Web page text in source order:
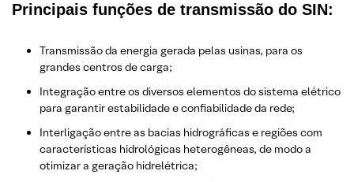
Principais funções de transmissão do SIN:
Transmissão da energia gerada pelas usinas, para os
grandes centros de carga;
Integração entre os diversos elementos do sistema elétrico
para garantir estabilidade e confiabilidade da rede;
Interligação entre as bacias hidrográficas e regiões com
características hidrológicas heterogêneas, de modo a
otimizar a geração hidrelétrica;